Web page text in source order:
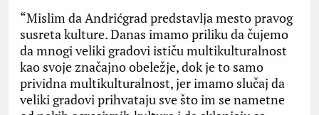
“Mislim da Andrićgrad predstavlja mesto pravog
susreta kulture. Danas imamo priliku da čujemo
da mnogi veliki gradovi ističu multikulturalnost
kao svoje značajno obeležje, dok je to samo
prividna multikulturalnost, jer imamo slučaj da
veliki gradovi prihvataju sve što im se nametne